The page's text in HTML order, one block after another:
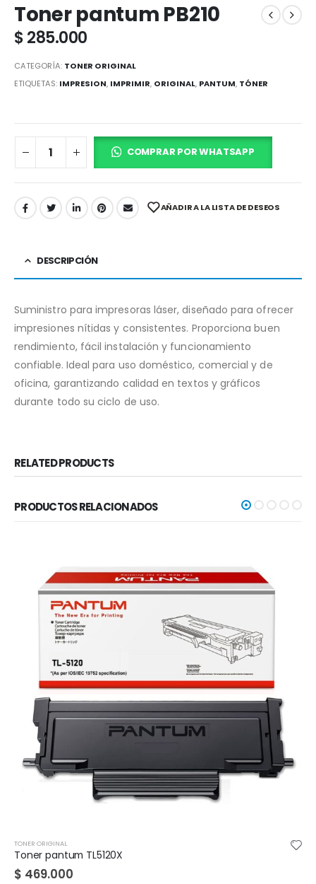
Toner pantum PB210
$285.000
CATEGORÍA: TONER ORIGINAL
ETIQUETAS: IMPRESION, IMPRIMIR, ORIGINAL, PANTUM, TÓNER
COMPRAR POR WHATSAPP
AÑADIR A LA LISTA DE DESEOS
DESCRIPCIÓN
Suministro para impresoras láser, diseñado para ofrecer
impresiones nítidas y consistentes. Proporciona buen
rendimiento, fácil instalación y funcionamiento
confiable. Ideal para uso doméstico, comercial y de
oficina, garantizando calidad en textos y gráficos
durante todo su ciclo de uso.
RELATED PRODUCTS
PRODUCTOS RELACIONADOS
TONER ORIGINAL
Unidad de imagen pantum DL425X
$ 210.000